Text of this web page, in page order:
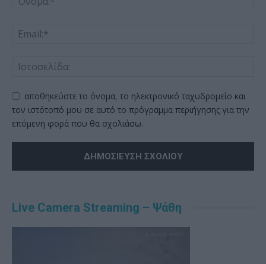
αποθηκεύστε το όνομα, το ηλεκτρονικό ταχυδρομείο και
τον ιστότοπό μου σε αυτό το πρόγραμμα περιήγησης για την
επόμενη φορά που θα σχολιάσω.
Live Camera Streaming – Ψάθη